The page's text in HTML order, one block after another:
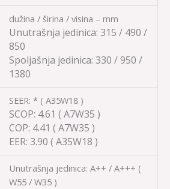
dužina / širina / visina – mm
Unutrašnja jedinica: 315 / 490 /
850
Spoljašnja jedinica: 330 / 950 /
1380
SEER: * ( A35W18 )
SCOP: 4.61 ( A7W35 )
COP: 4.41 ( A7W35 )
EER: 3.90 ( A35W18 )
Unutrašnja jedinica: A++ / A+++ (
W55 / W35 )